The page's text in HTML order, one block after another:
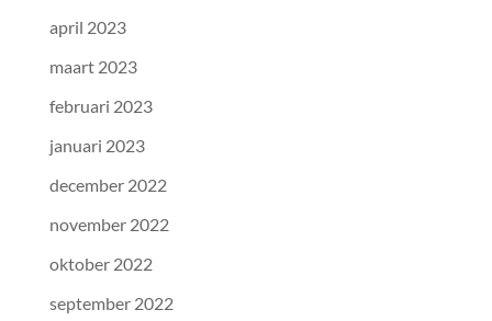
april 2023
maart 2023
februari 2023
januari 2023
december 2022
november 2022
oktober 2022
september 2022